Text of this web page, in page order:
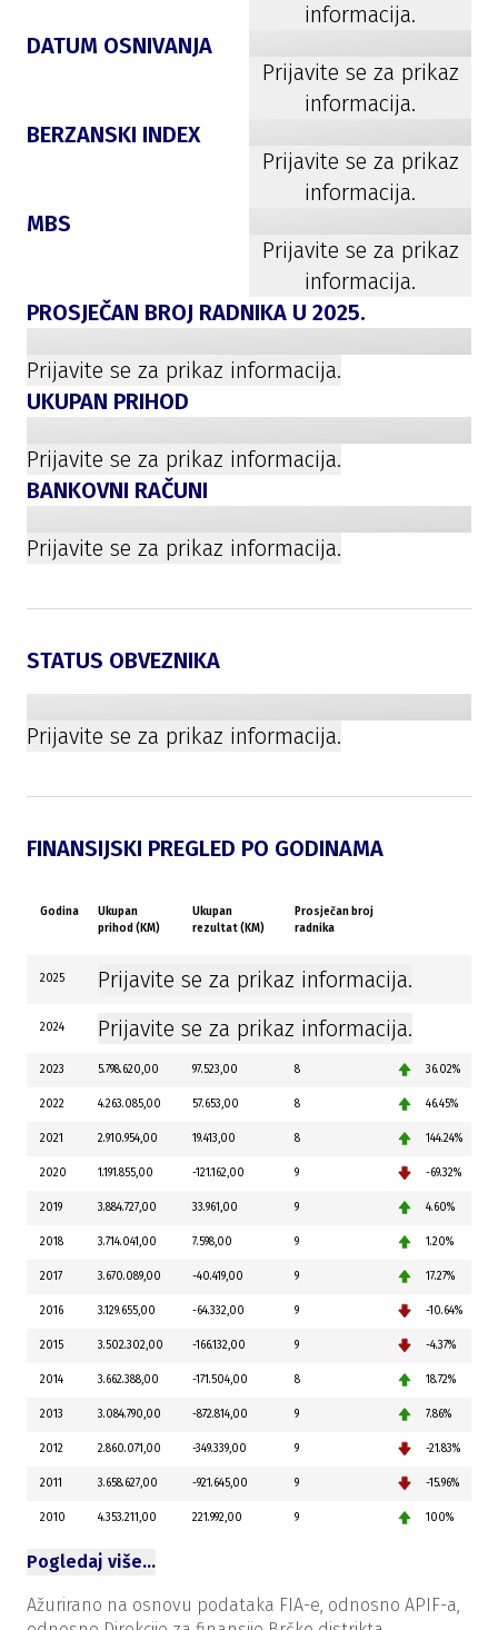
informacija.
DATUM OSNIVANJA
Prijavite se za prikaz
informacija.
BERZANSKI INDEX
Prijavite se za prikaz
informacija.
MBS
Prijavite se za prikaz
informacija.
PROSJEČAN BROJ RADNIKA U 2025.
Prijavite se za prikaz informacija.
UKUPAN PRIHOD
Prijavite se za prikaz informacija.
BANKOVNI RAČUNI
Prijavite se za prikaz informacija.
STATUS OBVEZNIKA
Prijavite se za prikaz informacija.
FINANSIJSKI PREGLED PO GODINAMA
Godina
Ukupan
prihod (KM)
Ukupan
rezultat (KM)
Prosječan broj
radnika
2025 Prijavite se za prikaz informacija.
2024 Prijavite se za prikaz informacija.
2023 5.798.620,00 97.523,00 8 36.02%
2022 4.263.085,00 57.653,00 8 46.45%
2021 2.910.954,00 19.413,00 8 144.24%
2020 1.191.855,00 -121.162,00 9 -69.32%
2019 3.884.727,00 33.961,00 9 4.60%
2018 3.714.041,00 7.598,00 9 1.20%
2017 3.670.089,00 -40.419,00 9 17.27%
2016 3.129.655,00 -64.332,00 9 -10.64%
2015 3.502.302,00 -166.132,00 9 -4.37%
2014 3.662.388,00 -171.504,00 8 18.72%
2013 3.084.790,00 -872.814,00 9 7.86%
2012 2.860.071,00 -349.339,00 9 -21.83%
2011 3.658.627,00 -921.645,00 9 -15.96%
2010 4.353.211,00 221.992,00 9 100%
Pogledaj više…
Ažurirano na osnovu podataka FIA-e, odnosno APIF-a,